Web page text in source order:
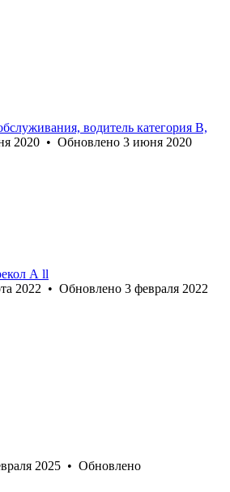
водитель категория В,
2020 • Обновлено 3 июня 2020
А ll
2022 • Обновлено 3 февраля 2022
2025 • Обновлено